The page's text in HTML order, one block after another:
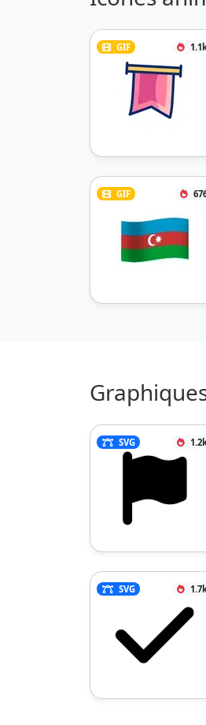
GIF
GIF
SVG
SVG